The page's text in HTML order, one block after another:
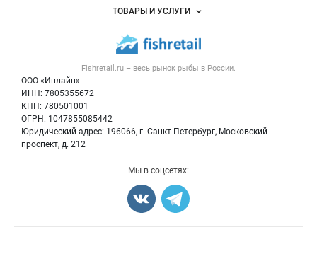
Fishretail.ru – весь рынок рыбы в России.
ООО «Инлайн»
ИНН: 7805355672
КПП: 780501001
ОГРН: 1047855085442
Юридический адрес: 196066, г. Санкт-Петербург, Московский
проспект, д. 212
Размещение рекламы
Публичная оферта
Контактная информация
Политика обработки персональных данных
Объявления
Новости рынка
Блог
ТОВАРЫ И УСЛУГИ
Рыба
Икра
Мы в соцсетях: